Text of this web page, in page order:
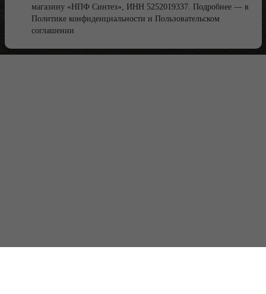
магазину «НПФ Синтез», ИНН 5252019337. Подробнее — в
Политике конфиденциальности и Пользовательском
соглашении